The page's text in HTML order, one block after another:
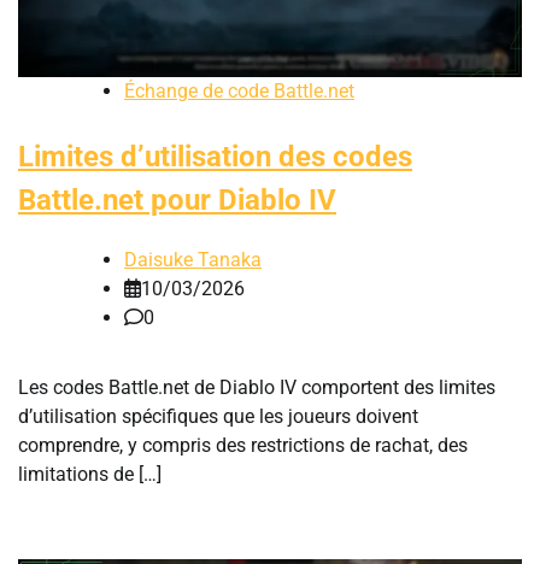
Échange de code Battle.net
Limites d’utilisation des codes
Battle.net pour Diablo IV
Daisuke Tanaka
10/03/2026
0
Les codes Battle.net de Diablo IV comportent des limites
d’utilisation spécifiques que les joueurs doivent
comprendre, y compris des restrictions de rachat, des
limitations de […]